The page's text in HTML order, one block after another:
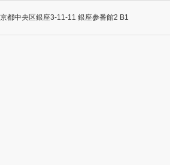
都中央区銀座3-11-11 銀座参番館2 B1